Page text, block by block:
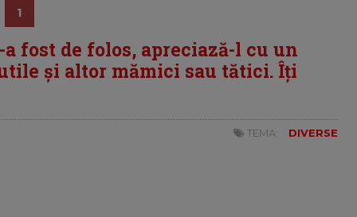
1
fost de folos, apreciază-l cu un
și altor mămici sau tătici. Îți
TEMA: DIVERSE